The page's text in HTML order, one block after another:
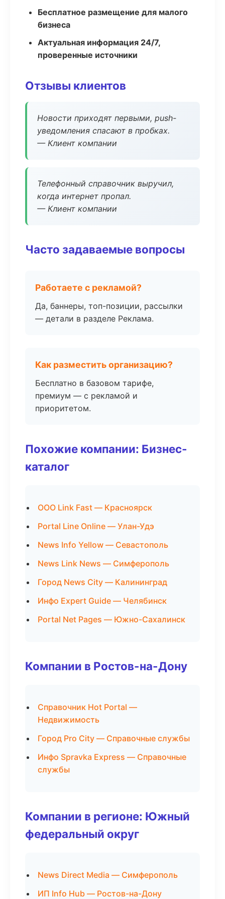
Бесплатное размещение для малого
бизнеса
Актуальная информация 24/7,
проверенные источники
Отзывы клиентов
Новости приходят первыми, push-
уведомления спасают в пробках.
— Клиент компании
Телефонный справочник выручил,
когда интернет пропал.
— Клиент компании
Часто задаваемые вопросы
Работаете с рекламой?
Да, баннеры, топ-позиции, рассылки
— детали в разделе Реклама.
Как разместить организацию?
Бесплатно в базовом тарифе,
премиум — с рекламой и
приоритетом.
Похожие компании: Бизнес-
каталог
ООО Link Fast — Красноярск
Portal Line Online — Улан-Удэ
News Info Yellow — Севастополь
News Link News — Симферополь
Город News City — Калининград
Инфо Expert Guide — Челябинск
Portal Net Pages — Южно-Сахалинск
Компании в Ростов-на-Дону
Справочник Hot Portal —
Недвижимость
Город Pro City — Справочные службы
Инфо Spravka Express — Справочные
службы
Компании в регионе: Южный
федеральный округ
News Direct Media — Симферополь
ИП Info Hub — Ростов-на-Дону